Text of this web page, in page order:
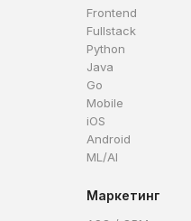
Frontend
Fullstack
Python
Java
Go
Mobile
iOS
Android
ML/AI
Маркетинг